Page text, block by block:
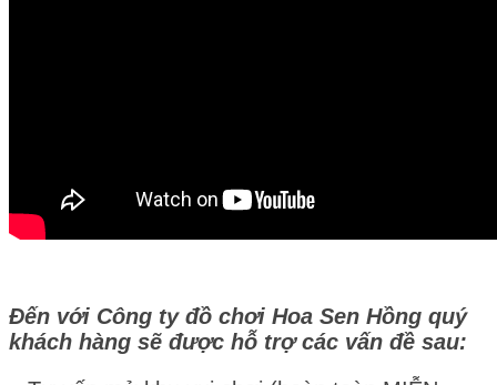
Đến với Công ty đồ chơi Hoa Sen Hồng quý
khách hàng sẽ được hỗ trợ các vấn đề sau: